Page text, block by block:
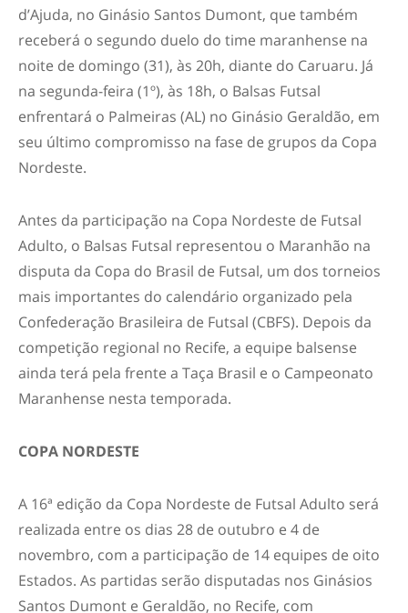
d’Ajuda, no Ginásio Santos Dumont, que também
receberá o segundo duelo do time maranhense na
noite de domingo (31), às 20h, diante do Caruaru. Já
na segunda-feira (1º), às 18h, o Balsas Futsal
enfrentará o Palmeiras (AL) no Ginásio Geraldão, em
seu último compromisso na fase de grupos da Copa
Nordeste.
Antes da participação na Copa Nordeste de Futsal
Adulto, o Balsas Futsal representou o Maranhão na
disputa da Copa do Brasil de Futsal, um dos torneios
mais importantes do calendário organizado pela
Confederação Brasileira de Futsal (CBFS). Depois da
competição regional no Recife, a equipe balsense
ainda terá pela frente a Taça Brasil e o Campeonato
Maranhense nesta temporada.
COPA NORDESTE
A 16ª edição da Copa Nordeste de Futsal Adulto será
realizada entre os dias 28 de outubro e 4 de
novembro, com a participação de 14 equipes de oito
Estados. As partidas serão disputadas nos Ginásios
Santos Dumont e Geraldão, no Recife, com